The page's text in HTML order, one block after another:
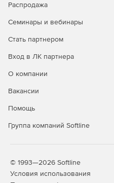
Распродажа
Семинары и вебинары
Стать партнером
Вход в ЛК партнера
О компании
Вакансии
Помощь
Группа компаний Softline
© 1993—2026 Softline
Условия использования